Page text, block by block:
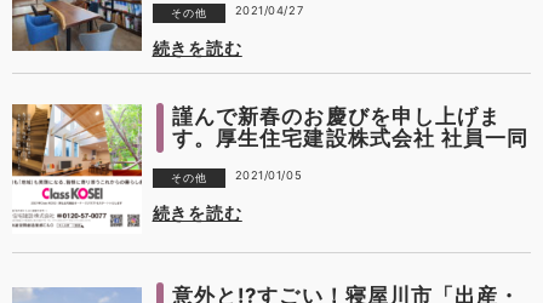
その他 2021/04/27
続きを読む
謹んで新春のお慶びを申し上げま
す。厚生住宅建設株式会社 社員一同
その他 2021/01/05
続きを読む
意外と!?すごい！寝屋川市「出産・